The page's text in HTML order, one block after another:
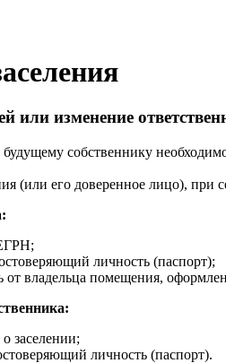
или изменение
собственнику
(или его доверенное лицо), при
личность (паспорт);
от владельца помещения,
заселении;
личность (паспорт).